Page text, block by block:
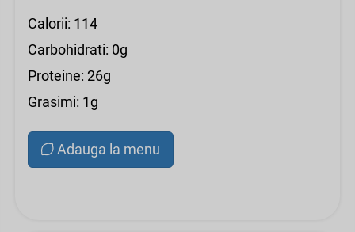
Calorii: 114
Carbohidrati: 0g
Proteine: 26g
Grasimi: 1g
Adauga la menu